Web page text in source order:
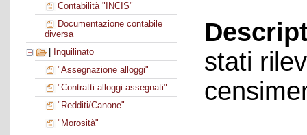
Contabilità "INCIS"
Documentazione contabile
diversa
Inquilinato
"Assegnazione alloggi"
"Contratti alloggi assegnati"
"Redditi/Canone"
"Morosità"
stati